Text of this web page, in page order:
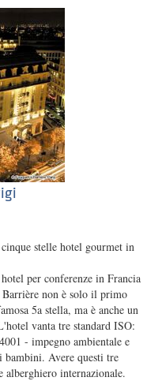
stelle hotel gourmet in
per conferenze in Francia
non è solo il primo
5a stella, ma è anche un
vanta tre standard ISO:
- impegno ambientale e
Avere questi tre
alberghiero internazionale.